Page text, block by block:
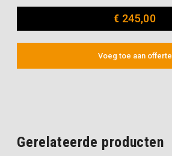
€ 245,00
Voeg toe aan offerte
Gerelateerde producten